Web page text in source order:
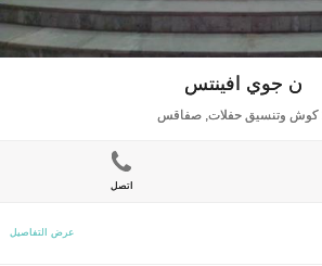
ن جوي افينتس
كوش وتنسيق حفلات, صفاقس
اتصل
عرض التفاصيل